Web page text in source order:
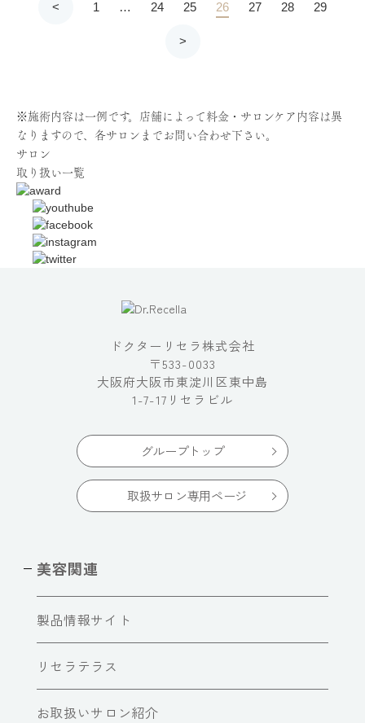
< 1 … 24 25 26 27 28 29
>
※施術内容は一例です。店舗によって料金・サロンケア内容は異
なりますので、各サロンまでお問い合わせ下さい。
サロン
取り扱い一覧
ドクターリセラ株式会社
〒533-0033
大阪府大阪市東淀川区東中島
1-7-17リセラビル
グループトップ
取扱サロン専用ページ
美容関連
製品情報サイト
リセラテラス
お取扱いサロン紹介